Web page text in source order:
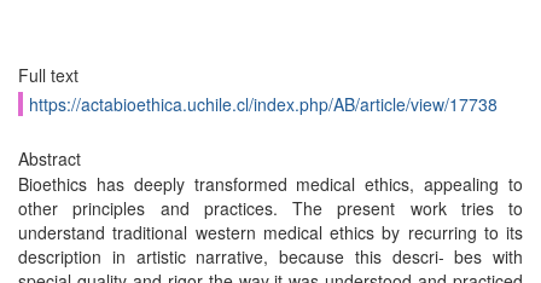
Full text
https://actabioethica.uchile.cl/index.php/AB/article/view/17738
Abstract
Bioethics has deeply transformed medical ethics, appealing to
other principles and practices. The present work tries to
understand traditional western medical ethics by recurring to its
description in artistic narrative, because this descri- bes with